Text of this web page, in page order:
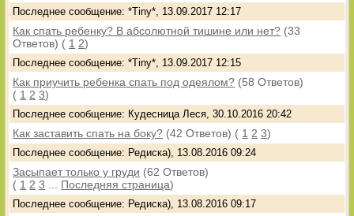
Последнее сообщение: *Tiny*, 13.09.2017 12:17
Как спать ребенку? В абсолютной тишине или нет? (33
Ответов) ( 1 2)
Последнее сообщение: *Tiny*, 13.09.2017 12:15
Как приучить ребенка спать под одеялом? (58 Ответов)
( 1 2 3)
Последнее сообщение: Кудесница Леся, 30.10.2016 20:42
Как заставить спать на боку? (42 Ответов) ( 1 2 3)
Последнее сообщение: Редиска), 13.08.2016 09:24
Засыпает только у груди (62 Ответов)
( 1 2 3 Последняя страница)
Последнее сообщение: Редиска), 13.08.2016 09:17